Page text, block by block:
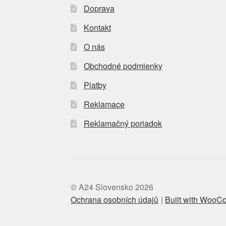
Doprava
Kontakt
O nás
Obchodné podmienky
Platby
Reklamace
Reklamačný poriadok
© A24 Slovensko 2026
Ochrana osobních údajů
Built with